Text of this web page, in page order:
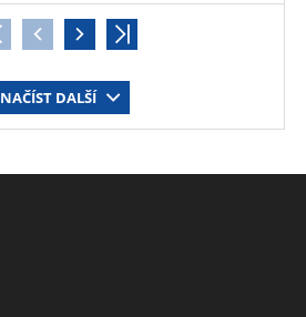
NAČÍST DALŠÍ